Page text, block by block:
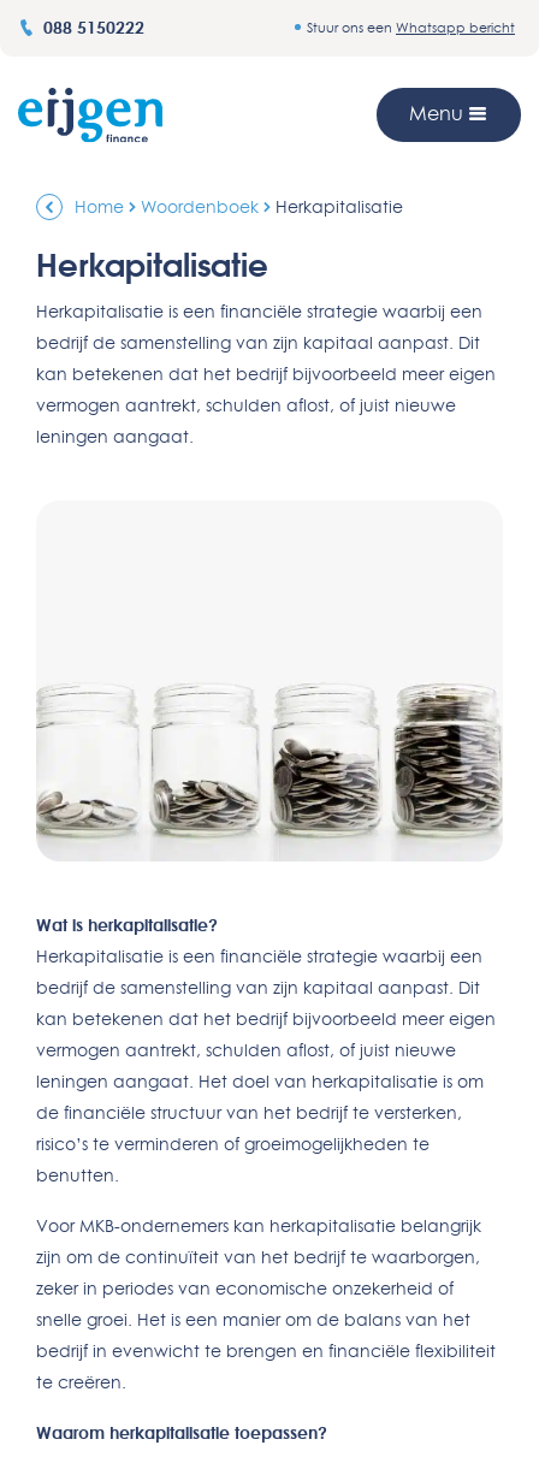
088 5150222 Stuur ons een Whatsapp bericht
Menu
Home Woordenboek Herkapitalisatie
Herkapitalisatie
Herkapitalisatie is een financiële strategie waarbij een
bedrijf de samenstelling van zijn kapitaal aanpast. Dit
kan betekenen dat het bedrijf bijvoorbeeld meer eigen
vermogen aantrekt, schulden aflost, of juist nieuwe
leningen aangaat.
Wat is herkapitalisatie?
Herkapitalisatie is een financiële strategie waarbij een
bedrijf de samenstelling van zijn kapitaal aanpast. Dit
kan betekenen dat het bedrijf bijvoorbeeld meer eigen
vermogen aantrekt, schulden aflost, of juist nieuwe
leningen aangaat. Het doel van herkapitalisatie is om
de financiële structuur van het bedrijf te versterken,
risico’s te verminderen of groeimogelijkheden te
benutten.
Voor MKB-ondernemers kan herkapitalisatie belangrijk
zijn om de continuïteit van het bedrijf te waarborgen,
zeker in periodes van economische onzekerheid of
snelle groei. Het is een manier om de balans van het
bedrijf in evenwicht te brengen en financiële flexibiliteit
te creëren.
Waarom herkapitalisatie toepassen?